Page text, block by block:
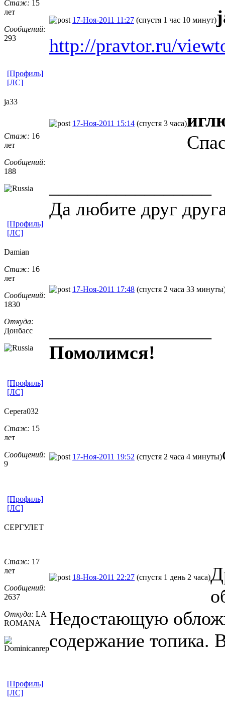
Стаж: 15
лет
Сообщений:
293
17-Ноя-2011 11:27 (спустя 1 час 10 минут)
http://pravtor.ru/
[Профиль]
[ЛС]
ja33
Стаж: 16
лет
Сообщений:
188
17-Ноя-2011 15:14 (спустя 3 часа)
Да любите друг
[Профиль]
[ЛС]
Damian
Стаж: 16
лет
Сообщений:
1830
Откуда:
Донбасс
17-Ноя-2011 17:48 (спустя 2 часа 33
Помолимся!
[Профиль]
[ЛС]
Cepera032
Стаж: 15
лет
Сообщений:
9
17-Ноя-2011 19:52 (спустя 2 часа 4 минуты)
[Профиль]
[ЛС]
СЕРГУЛЕТ
Стаж: 17
лет
Сообщений:
2637
Откуда: LA
ROMANA
18-Ноя-2011 22:27 (спустя 1 день 2 часа)
Недостающую
содержание топика.
[Профиль]
[ЛС]